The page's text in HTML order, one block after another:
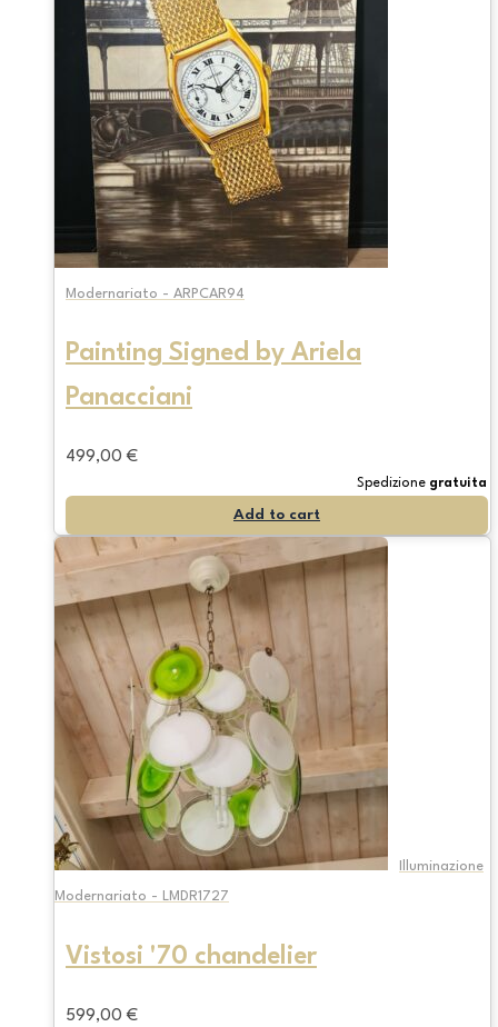
Modernariato - ARPCAR94
Painting Signed by Ariela
Panacciani
499,00 €
Spedizione gratuita
Add to cart
Illuminazione
Modernariato - LMDR1727
Vistosi '70 chandelier
599,00 €